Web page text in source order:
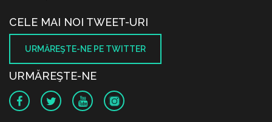
CELE MAI NOI TWEET-URI
URMĂREŞTE-NE PE TWITTER
URMĂREŞTE-NE